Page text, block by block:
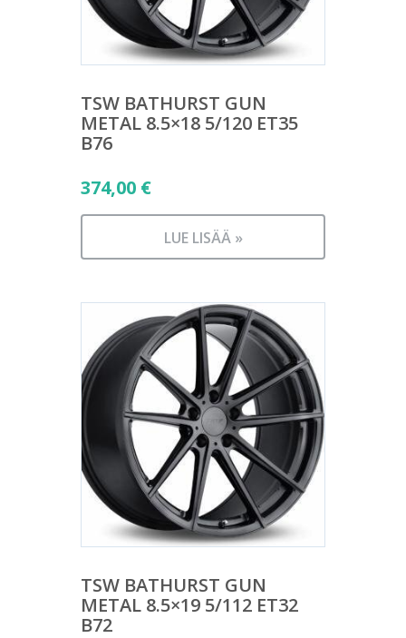
TSW BATHURST GUN
METAL 8.5×18 5/120 ET35
B76
374,00 €
LUE LISÄÄ »
TSW BATHURST GUN
METAL 8.5×19 5/112 ET32
B72